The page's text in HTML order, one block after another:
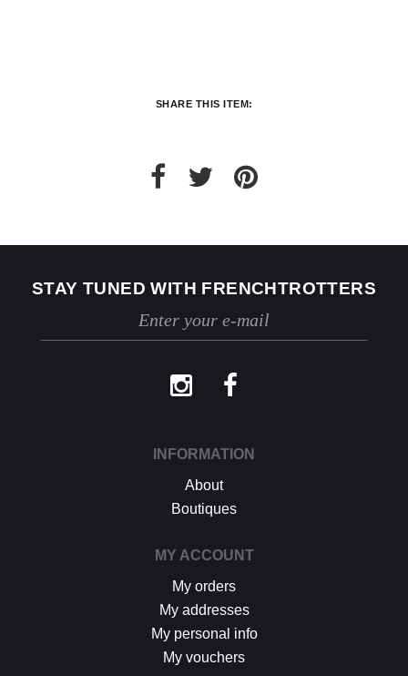
SHARE THIS ITEM:
STAY TUNED WITH FRENCHTROTTERS
INFORMATION
About
Boutiques
MY ACCOUNT
My orders
My addresses
My personal info
My vouchers
procédure décrite ci-dessus.